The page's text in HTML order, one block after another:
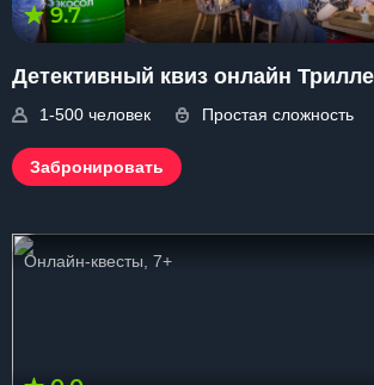
9.7
Детективный квиз онлайн
1-500 человек Простая сложность
Забронировать
Онлайн-квесты, 7+